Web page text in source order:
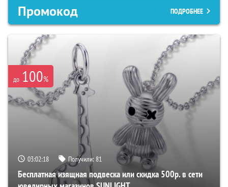
Промокод ПОДРОБНЕЕ
до 100%
03:02:17 Получили:81
Бесплатная изящная подвеска или скидка 500р. в сети